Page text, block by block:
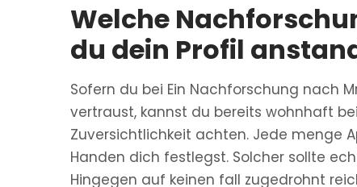
Welche
du dein Profil
Sofern du bei Ein Nachforschung nach
vertraust, kannst du bereits wohnhaft
Zuversichtlichkeit achten. Jede menge
Handen dich festlegst. Solcher sollte
Hingegen auf keinen fall zugedrohnt